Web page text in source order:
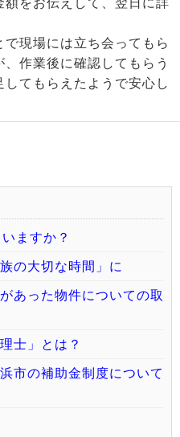
をお伝えして、翌日に詳
現場には立ち会ってもら
作業後に確認してもらう
てもらえたようで安心し
ますか？
の大切な時間」に
あった物件についての取
士」とは？
市の補助金制度について